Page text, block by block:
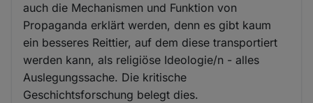
auch die Mechanismen und Funktion von
Propaganda erklärt werden, denn es gibt kaum
ein besseres Reittier, auf dem diese transportiert
werden kann, als religiöse Ideologie/n - alles
Auslegungssache. Die kritische
Geschichtsforschung belegt dies.